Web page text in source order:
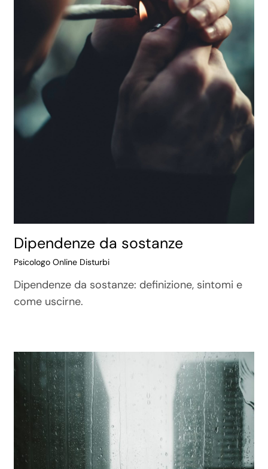
Dipendenze da sostanze
Psicologo Online Disturbi
Dipendenze da sostanze: definizione, sintomi e
come uscirne.